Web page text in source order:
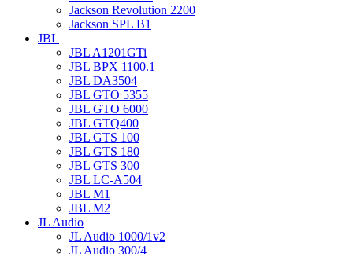
Jackson Revolution 2200
Jackson SPL B1
JBL
JBL A1201GTi
JBL BPX 1100.1
JBL DA3504
JBL GTO 5355
JBL GTO 6000
JBL GTQ400
JBL GTS 100
JBL GTS 180
JBL GTS 300
JBL LC-A504
JBL M1
JBL M2
JL Audio
JL Audio 1000/1v2
JL Audio 300/4